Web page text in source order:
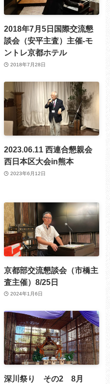
2018年7月5日国際交流懇
談会（安平主査）主催-モ
ントレ京都ホテル
2018年7月28日
2023.06.11 西連合懇親会
西日本区大会in熊本
2023年6月12日
京都部交流懇談会（市橋主
査主催）8/25日
2024年1月6日
深川祭り その2 8月